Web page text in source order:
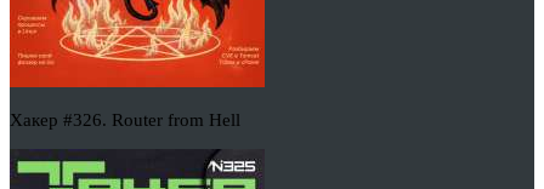
Хакер #326. Router from Hell